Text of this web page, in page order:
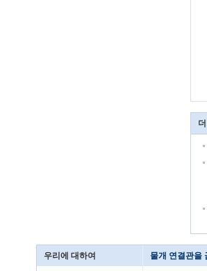
우리에 대하여 물개 연결관을